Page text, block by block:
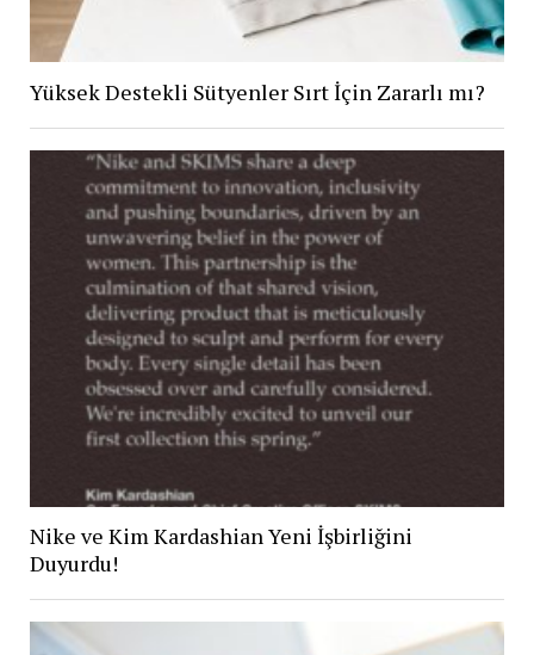
Yüksek Destekli Sütyenler Sırt İçin Zararlı mı?
Nike ve Kim Kardashian Yeni İşbirliğini
Duyurdu!